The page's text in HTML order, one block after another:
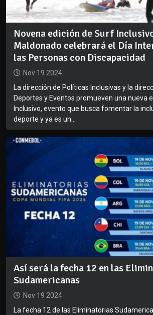
Novena edición de Surf
Maldonado celebrará el Día
las Personas con Discapacidad
Nov 19 2024
La dirección de Políticas Inclusivas y la
Deportes y Eventos promueven una nueva
Inclusivo, evento que busca fomentar la
deporte y ya es un...
Así será la fecha 12 en las
Sudamericanas
Nov 19 2024
La fecha 12 de las Eliminatorias